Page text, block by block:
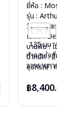
ยี่ห้อ :
รุ่น :
วัสดุ :
เลนส์ :
บานพับ :
น้ำหนัก :
อุปกรณ์ :
135 มม
หากสนใจ
จากรายก
฿